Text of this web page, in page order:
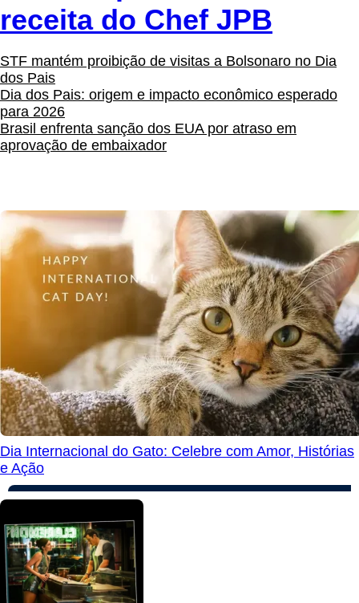
receita do Chef JPB
STF mantém proibição de visitas a Bolsonaro no Dia
dos Pais
Dia dos Pais: origem e impacto econômico esperado
para 2026
Brasil enfrenta sanção dos EUA por atraso em
aprovação de embaixador
Dia Internacional do Gato: Celebre com Amor, Histórias
e Ação